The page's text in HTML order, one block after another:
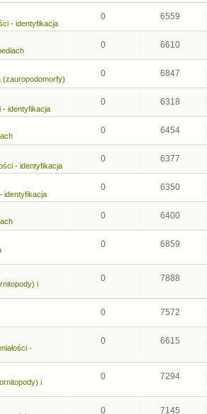
- identyfikacja
0 6559
0 6610
(zauropodomorfy)
0 6847
- identyfikacja
0 6318
0 6454
- identyfikacja
0 6377
identyfikacja
0 6350
0 6400
0 6859
i
0 7888
0 7572
-
0 6615
i
0 7294
0 7145